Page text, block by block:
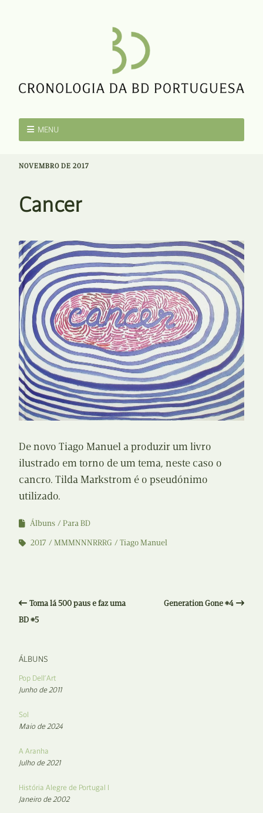
MENU
NOVEMBRO DE 2017
Cancer
De novo Tiago Manuel a produzir um livro
ilustrado em torno de um tema, neste caso o
cancro. Tilda Markstrom é o pseudónimo
utilizado.
Álbuns
Para BD
2017
MMMNNNRRRG Tiago Manuel
Toma lá 500 paus e faz uma
BD #5
Generation Gone #4
ÁLBUNS
Pop Dell’Art
Junho de 2011
Sol
Maio de 2024
A Aranha
Julho de 2021
História Alegre de Portugal I
Janeiro de 2002